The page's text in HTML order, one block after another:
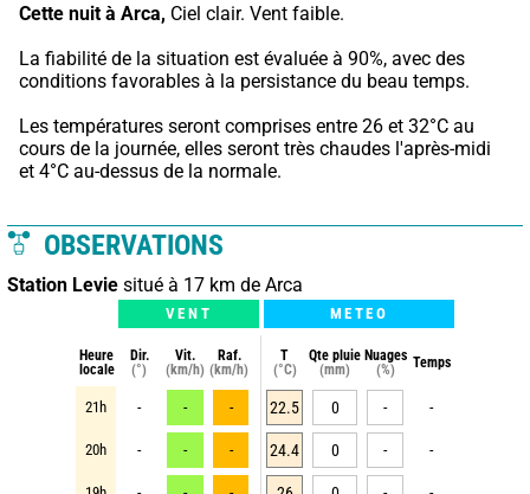
Cette nuit à Arca, Ciel clair. Vent faible.
La fiabilité de la situation est évaluée à 90%, avec des
conditions favorables à la persistance du beau temps.
Les températures seront comprises entre 26 et 32°C au
cours de la journée, elles seront très chaudes l'après-midi
et 4°C au-dessus de la normale.
OBSERVATIONS
Station Levie situé à 17 km de Arca
VENT METEO
Heure
locale
Dir.
(°)
Vit.
(km/h)
Raf.
(km/h)
T
(°C)
Qte pluie
(mm)
Nuages
(%)
Temps
21h - - - 22.5 0 - -
20h - - - 24.4 0 - -